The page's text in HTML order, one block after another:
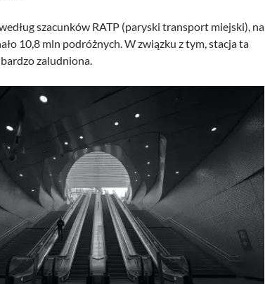
szacunków RATP (paryski transport miejski), na
10,8 mln podróżnych. W związku z tym, stacja ta
zaludniona.